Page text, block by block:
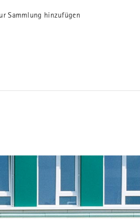
Sammlung hinzufügen